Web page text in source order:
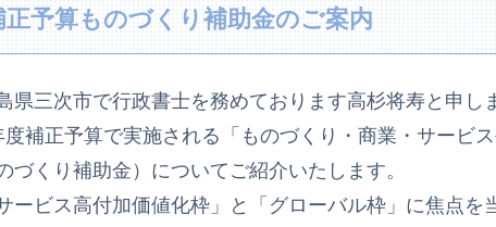
正予算ものづくり補助金のご案内
県三次市で行政書士を務めております高杉将寿と申し
補正予算で実施される「ものづくり・商業・サービ
づくり補助金）についてご紹介いたします。
ービス高付加価値化枠」と「グローバル枠」に焦点を